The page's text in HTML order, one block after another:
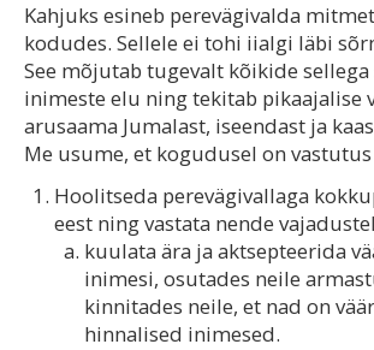
Kahjuks esineb perevägivalda
kodudes. Sellele ei tohi iialgi läbi
See mõjutab tugevalt kõikide
inimeste elu ning tekitab pikaajalise
arusaama Jumalast, iseendast ja
Me usume, et kogudusel on vastutus
Hoolitseda perevägivallaga
eest ning vastata nende
kuulata ära ja aktsepteerida
inimesi, osutades neile
kinnitades neile, et nad on
hinnalised inimesed.